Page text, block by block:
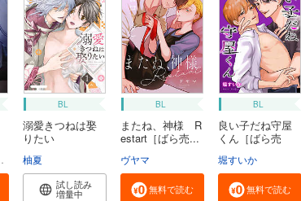
BL
溺愛きつねは娶
りたい
柚夏
試し読み
増量中
BL
またね、神様 R
estart［ばら売...
ヴヤマ
無料で読む
BL
良い子だね守屋
くん［ばら売
堀すいか
無料で読む